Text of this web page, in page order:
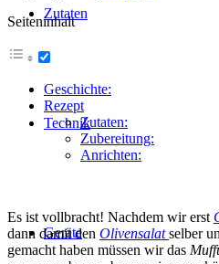
Zutaten
Technik
Geräte
Seiteninhalt
Geschichte:
Rezept
Zutaten:
Zubereitung:
Anrichten:
Es ist vollbracht! Nachdem wir erst
dann damit den Olivensalat selber
gemacht haben müssen wir das